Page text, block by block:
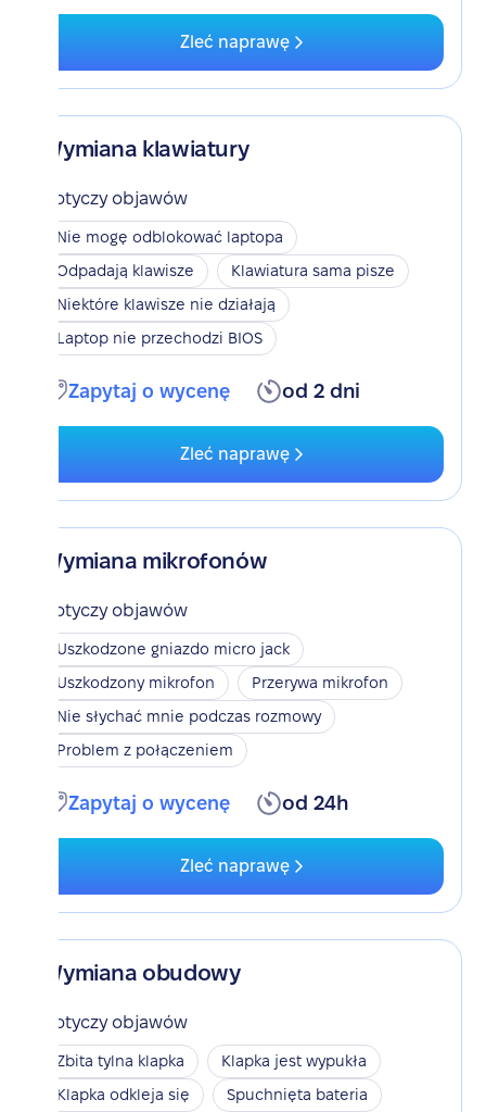
Zleć naprawę
Wymiana klawiatury
Dotyczy objawów
Nie mogę odblokować laptopa
Odpadają klawisze
Klawiatura sama pisze
Niektóre klawisze nie działają
Laptop nie przechodzi BIOS
Zapytaj o wycenę od 2 dni
Zleć naprawę
Wymiana mikrofonów
Dotyczy objawów
Uszkodzone gniazdo micro jack
Uszkodzony mikrofon
Przerywa mikrofon
Nie słychać mnie podczas rozmowy
Problem z połączeniem
Zapytaj o wycenę od 24h
Zleć naprawę
Wymiana obudowy
Dotyczy objawów
Zbita tylna klapka
Klapka jest wypukła
Klapka odkleja się
Spuchnięta bateria